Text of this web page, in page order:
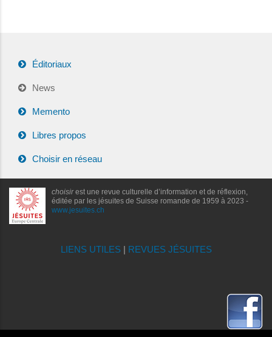
Éditoriaux
News
Memento
Libres propos
Choisir en réseau
choisirest une revue culturelle d’information et de réflexion,
éditée par les jésuites de Suisse romande de 1959 à 2023 -
www.jesuites.ch
LIENS UTILES| REVUES JÉSUITES